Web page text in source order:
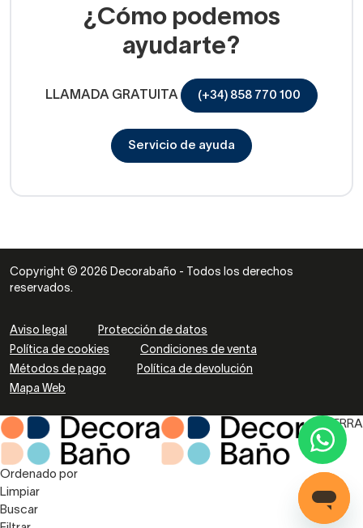
¿Cómo podemos
ayudarte?
LLAMADA GRATUITA (+34) 858 770 100
Servicio de ayuda
Copyright © 2026 Decorabaño - Todos los derechos
reservados.
Aviso legal
Protección de datos
Política de cookies
Condiciones de venta
Métodos de pago
Política de devolución
Mapa Web
CIERRA
Ordenado por
Limpiar
Buscar